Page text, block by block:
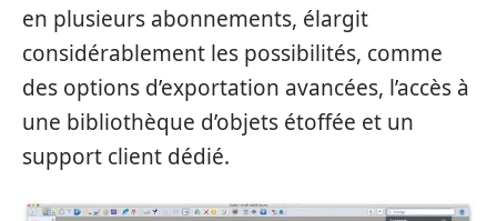
en plusieurs abonnements, élargit
considérablement les possibilités, comme
des options d’exportation avancées, l’accès à
une bibliothèque d’objets étoffée et un
support client dédié.